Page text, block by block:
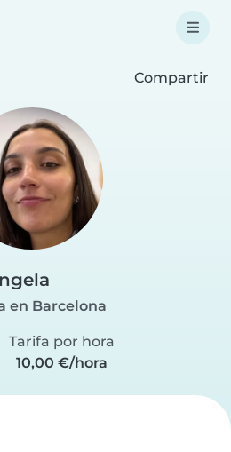
Compartir
en Barcelona
Tarifa por hora
10,00 €/hora